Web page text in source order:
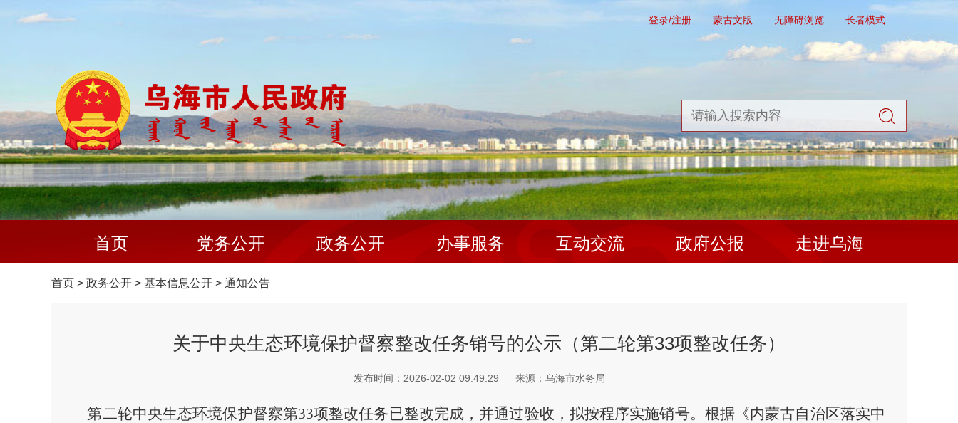
登录/注册 蒙古文版 无障碍浏览 长者模式
首页 党务公开 政务公开 办事服务 互动交流 政府公报 走进乌海
首页 > 政务公开 > 基本信息公开 > 通知公告
关于中央生态环境保护督察整改任务销号的公示（第二轮第33项整改任务）
发布时间：2026-02-02 09:49:29 来源：乌海市水务局
第二轮中央生态环境保护督察第33项整改任务已整改完成，并通过验收，拟按程序实施销号。根据《内蒙古自治区落实中